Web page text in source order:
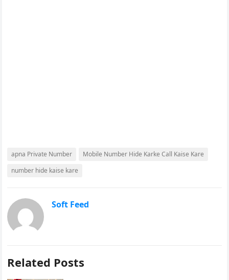
apna Private Number
Mobile Number Hide Karke Call Kaise Kare
number hide kaise kare
Soft Feed
Related Posts